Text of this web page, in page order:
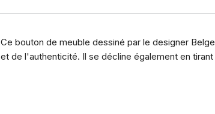
Ce bouton de meuble dessiné par le designer
et de l'authenticité. Il se décline également en